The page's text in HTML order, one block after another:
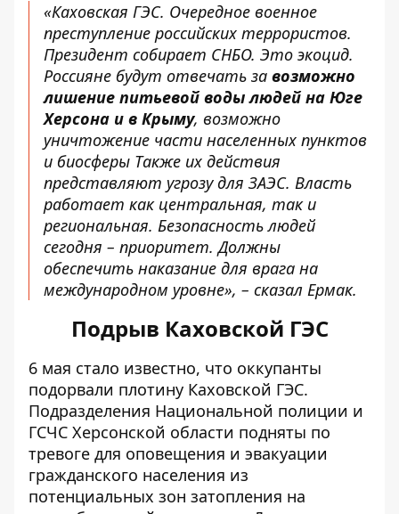
«Каховская ГЭС. Очередное военное
преступление российских террористов.
Президент собирает СНБО. Это экоцид.
Россияне будут отвечать за возможно
лишение питьевой воды людей на Юге
Херсона и в Крыму, возможно
уничтожение части населенных пунктов
и биосферы Также их действия
представляют угрозу для ЗАЭС. Власть
работает как центральная, так и
региональная. Безопасность людей
сегодня – приоритет. Должны
обеспечить наказание для врага на
международном уровне», – сказал Ермак.
Подрыв Каховской ГЭС
6 мая стало известно, что оккупанты
подорвали плотину Каховской ГЭС.
Подразделения Национальной полиции и
ГСЧС Херсонской области подняты по
тревоге для оповещения и эвакуации
гражданского населения из
потенциальных зон затопления на